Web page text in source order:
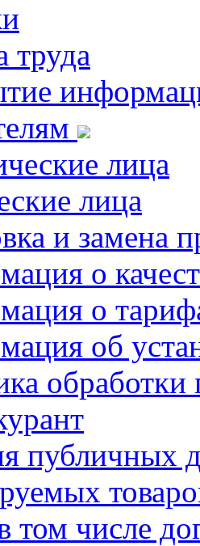
труда
лица
лица
и замена
о
о
об
публичных
том числе